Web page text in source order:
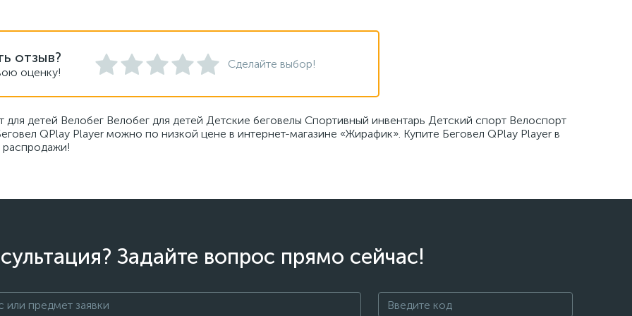
отзыв?
оценку!
Сделайте выбор!
для детей Велобег Велобег для детей Детские беговелы Спортивный инвентарь Детский спорт Велоспорт
QPlay Player можно по низкой цене в интернет-магазине «Жирафик». Купите Беговел QPlay Player в
распродажи!
Задайте вопрос прямо сейчас!